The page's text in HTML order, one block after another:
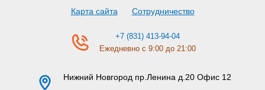
Карта сайта
Сотрудничество
+7 (831) 413-94-04
Ежедневно с 9:00 до 21:00
Нижний Новгород пр.Ленина д.20 Офис 12